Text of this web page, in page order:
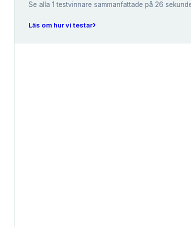
Se alla 1 testvinnare sammanfattade på 26
Läs om hur vi testar›